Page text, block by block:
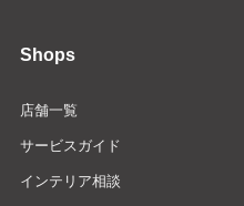
Shops
店舗一覧
サービスガイド
インテリア相談